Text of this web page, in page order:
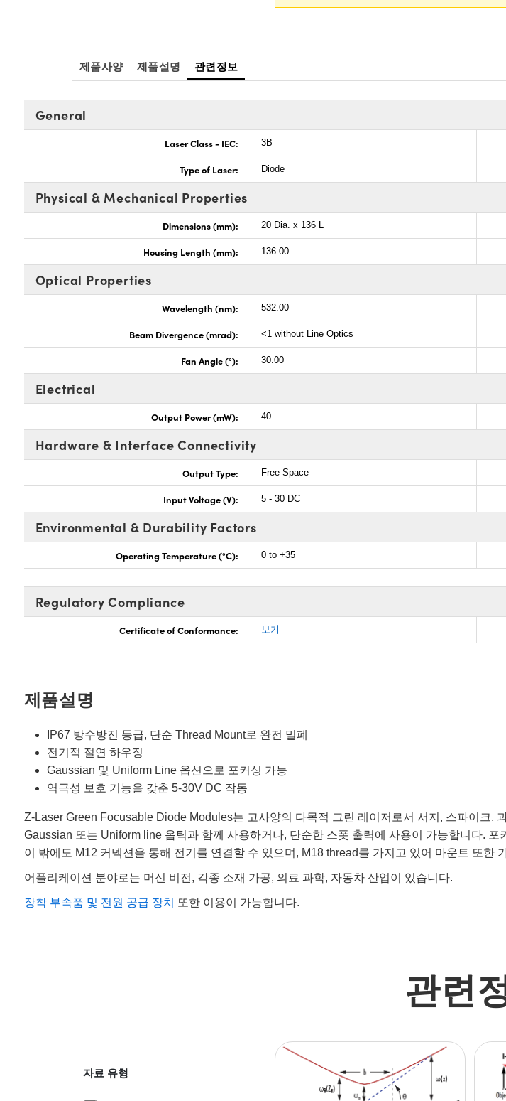
제품사양 제품설명 관련정보
General
Laser Class - IEC: 3B
Type of Laser: Diode
Physical & Mechanical Properties
Dimensions (mm): 20 Dia. x 136 L
Housing Length (mm): 136.00
Optical Properties
Wavelength (nm): 532.00
Beam Divergence (mrad): <1 without Line Optics
Fan Angle (°): 30.00
Electrical
Output Power (mW): 40
Hardware & Interface Connectivity
Output Type: Free Space
Input Voltage (V): 5 - 30 DC
Environmental & Durability Factors
Operating Temperature (°C): 0 to +35
Regulatory Compliance
Certificate of Conformance: 보기
제품설명
IP67 방수방진 등급, 단순 Thread Mount로 완전 밀폐
전기적 절연 하우징
Gaussian 및 Uniform Line 옵션으로 포커싱 가능
역극성 보호 기능을 갖춘 5-30V DC 작동
Z-Laser Green Focusable Diode Modules는 고사양의 다목적 그린 레이저로서 서지, 스파이크,
Gaussian 또는 Uniform line 옵틱과 함께 사용하거나, 단순한 스폿 출력에 사용이 가능합니다.
이 밖에도 M12 커넥션을 통해 전기를 연결할 수 있으며, M18 thread를 가지고 있어 마운트 또한
어플리케이션 분야로는 머신 비전, 각종 소재 가공, 의료 과학, 자동차 산업이 있습니다.
장착 부속품 및 전원 공급 장치 또한 이용이 가능합니다.
관련
자료 유형